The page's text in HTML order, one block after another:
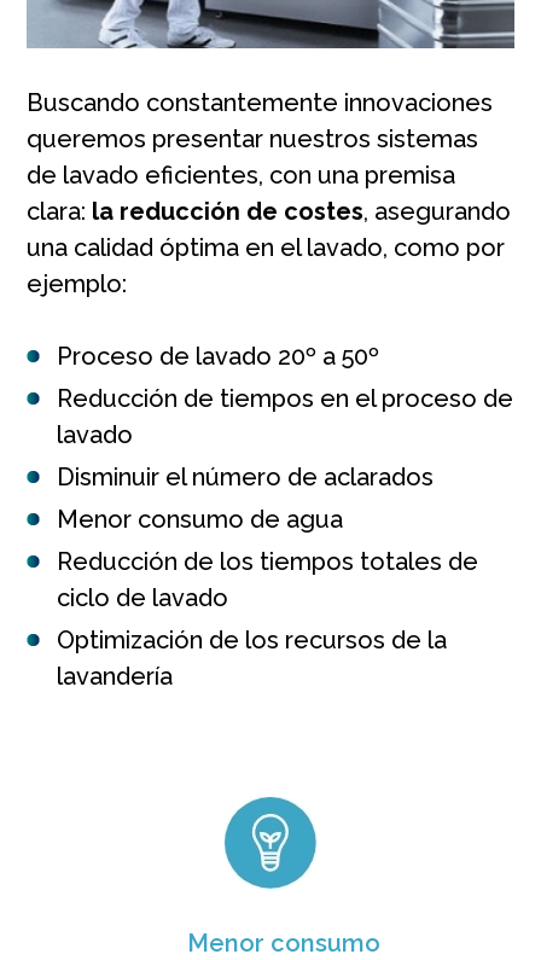
Buscando constantemente innovaciones
queremos presentar nuestros sistemas
de lavado eficientes, con una premisa
clara: la reducción de costes, asegurando
una calidad óptima en el lavado, como por
ejemplo:
Proceso de lavado 20º a 50º
Reducción de tiempos en el proceso de
lavado
Disminuir el número de aclarados
Menor consumo de agua
Reducción de los tiempos totales de
ciclo de lavado
Optimización de los recursos de la
lavandería
Menor consumo